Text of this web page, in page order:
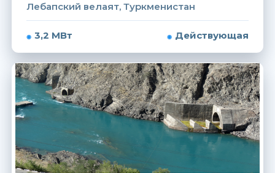
Лебапский велаят, Туркменистан
3,2 МВт Действующая